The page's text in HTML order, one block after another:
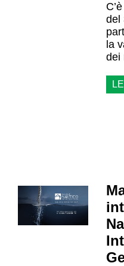
del
la
dei